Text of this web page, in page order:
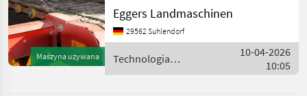
Maszyna używana
Zugkugelkupplung Ø 80
mm 1 Gelenkwelle 1 3/8"
mit 6 Zähnen 1 Antrieb mit
U/min 1 Direktantrieb 1
Reih
Eggers Landmaschinen
29562 Suhlendorf
Technologia
ziemniaczana / Grimme
10-04-2026
10:05